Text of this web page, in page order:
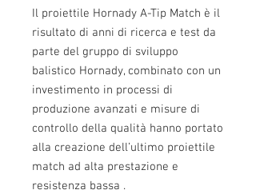
Il proiettile Hornady A-Tip Match è il
risultato di anni di ricerca e test da
parte del gruppo di sviluppo
balistico Hornady, combinato con un
investimento in processi di
produzione avanzati e misure di
controllo della qualità hanno portato
alla creazione dell’ultimo proiettile
match ad alta prestazione e
resistenza bassa .